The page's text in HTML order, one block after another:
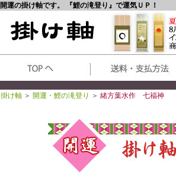
開運の掛け軸です。 『鯉の滝登り』で運気ＵＰ！
掛け軸 ＞ 開運・鯉の滝登り ＞ 緒方葉水作 七福神